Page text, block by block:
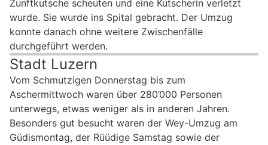
Zunftkutsche scheuten und eine Kutscherin verletzt
wurde. Sie wurde ins Spital gebracht. Der Umzug
konnte danach ohne weitere Zwischenfälle
durchgeführt werden.
Stadt Luzern
Vom Schmutzigen Donnerstag bis zum
Aschermittwoch waren über 280’000 Personen
unterwegs, etwas weniger als in anderen Jahren.
Besonders gut besucht waren der Wey-Umzug am
Güdismontag, der Rüüdige Samstag sowie der